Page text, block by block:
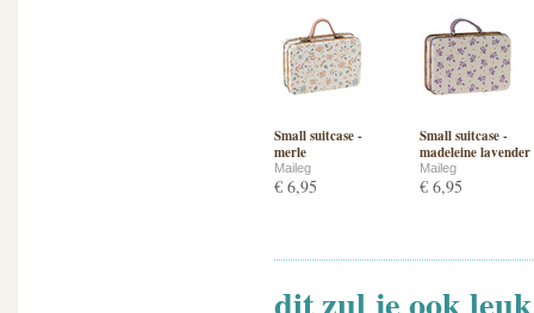
Small suitcase -
merle
Maileg
€ 6,95
Small suitcase -
madeleine lavender
Maileg
€ 6,95